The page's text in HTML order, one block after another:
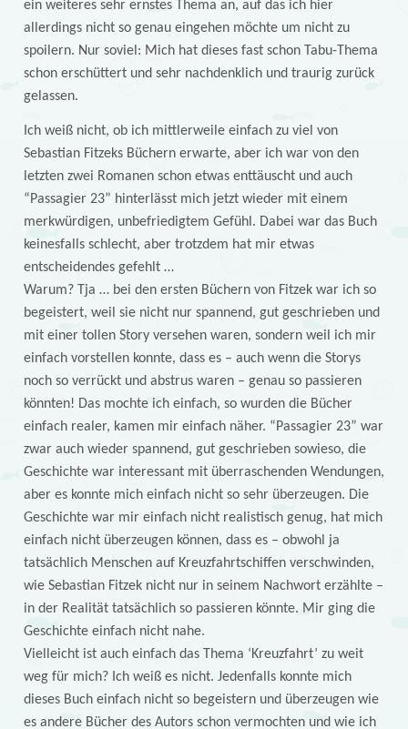
ein weiteres sehr ernstes Thema an, auf das ich hier
allerdings nicht so genau eingehen möchte um nicht zu
spoilern. Nur soviel: Mich hat dieses fast schon Tabu-Thema
schon erschüttert und sehr nachdenklich und traurig zurück
gelassen.
Ich weiß nicht, ob ich mittlerweile einfach zu viel von
Sebastian Fitzeks Büchern erwarte, aber ich war von den
letzten zwei Romanen schon etwas enttäuscht und auch
“Passagier 23” hinterlässt mich jetzt wieder mit einem
merkwürdigen, unbefriedigtem Gefühl. Dabei war das Buch
keinesfalls schlecht, aber trotzdem hat mir etwas
entscheidendes gefehlt …
Warum? Tja … bei den ersten Büchern von Fitzek war ich so
begeistert, weil sie nicht nur spannend, gut geschrieben und
mit einer tollen Story versehen waren, sondern weil ich mir
einfach vorstellen konnte, dass es – auch wenn die Storys
noch so verrückt und abstrus waren – genau so passieren
könnten! Das mochte ich einfach, so wurden die Bücher
einfach realer, kamen mir einfach näher. “Passagier 23” war
zwar auch wieder spannend, gut geschrieben sowieso, die
Geschichte war interessant mit überraschenden Wendungen,
aber es konnte mich einfach nicht so sehr überzeugen. Die
Geschichte war mir einfach nicht realistisch genug, hat mich
einfach nicht überzeugen können, dass es – obwohl ja
tatsächlich Menschen auf Kreuzfahrtschiffen verschwinden,
wie Sebastian Fitzek nicht nur in seinem Nachwort erzählte –
in der Realität tatsächlich so passieren könnte. Mir ging die
Geschichte einfach nicht nahe.
Vielleicht ist auch einfach das Thema ‘Kreuzfahrt’ zu weit
weg für mich? Ich weiß es nicht. Jedenfalls konnte mich
dieses Buch einfach nicht so begeistern und überzeugen wie
es andere Bücher des Autors schon vermochten und wie ich